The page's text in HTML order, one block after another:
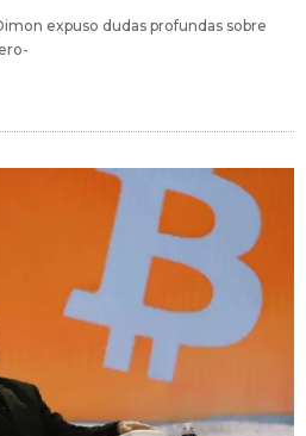
expuso dudas profundas sobre